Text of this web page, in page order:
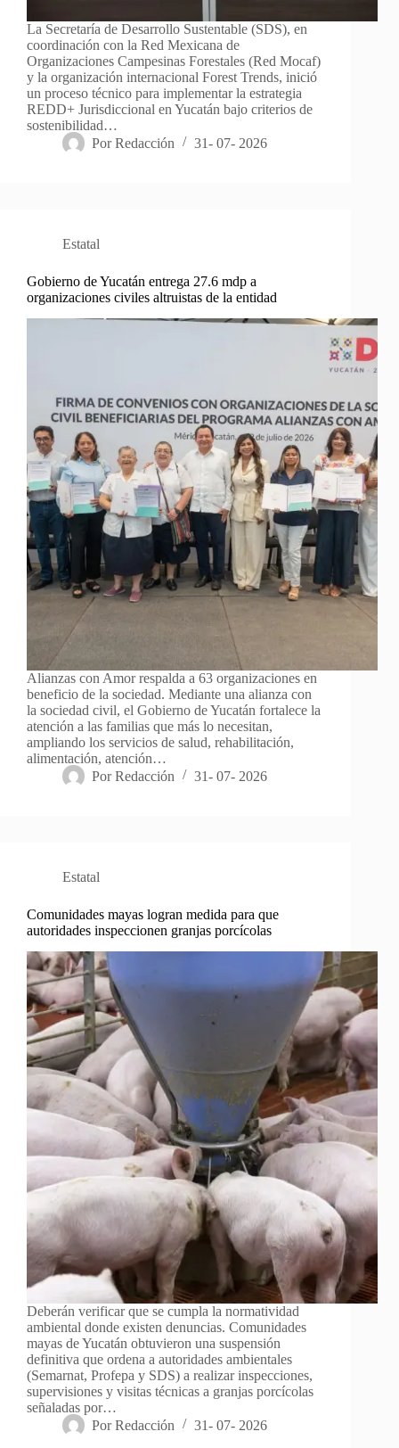
La Secretaría de Desarrollo Sustentable (SDS), en
coordinación con la Red Mexicana de
Organizaciones Campesinas Forestales (Red Mocaf)
y la organización internacional Forest Trends, inició
un proceso técnico para implementar la estrategia
REDD+ Jurisdiccional en Yucatán bajo criterios de
sostenibilidad…
Por Redacción 31- 07- 2026
Estatal
Gobierno de Yucatán entrega 27.6 mdp a
organizaciones civiles altruistas de la entidad
Alianzas con Amor respalda a 63 organizaciones en
beneficio de la sociedad. Mediante una alianza con
la sociedad civil, el Gobierno de Yucatán fortalece la
atención a las familias que más lo necesitan,
ampliando los servicios de salud, rehabilitación,
alimentación, atención…
Por Redacción 31- 07- 2026
Estatal
Comunidades mayas logran medida para que
autoridades inspeccionen granjas porcícolas
Deberán verificar que se cumpla la normatividad
ambiental donde existen denuncias. Comunidades
mayas de Yucatán obtuvieron una suspensión
definitiva que ordena a autoridades ambientales
(Semarnat, Profepa y SDS) a realizar inspecciones,
supervisiones y visitas técnicas a granjas porcícolas
señaladas por…
Por Redacción 31- 07- 2026